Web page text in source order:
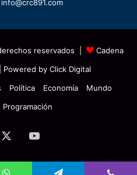
reservados |
Cadena
| Powered by Click Digital
Política Economía
Mundo
Programación
YouTube